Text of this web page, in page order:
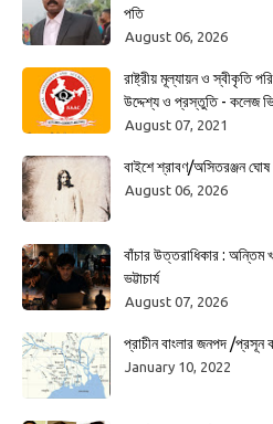
পতি
August 06, 2026
রাষ্ট্রীয় মূল্যায়ন ও স্বীকৃতি
উদ্দেশ্য ও প্রস্তুতি - কলেজ
August 07, 2021
বাইশে শ্রাবণ/অসিতরঞ্জন ঘোষ
August 06, 2026
বাঁচার উত্তরাধিকার :
ভট্টাচার্য
August 07, 2026
প্রাচীন বাংলার জনপদ /প্রসূন
January 10, 2022